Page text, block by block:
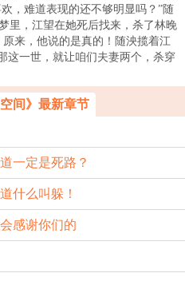
，难道表现的还不够明显吗？”随
里，江望在她死后找来，杀了林晚
来，他说的是真的！随泱揽着江
这一世，就让咱们夫妻两个，杀穿
间》最新章节
一定是死路？
什么叫躲！
感谢你们的